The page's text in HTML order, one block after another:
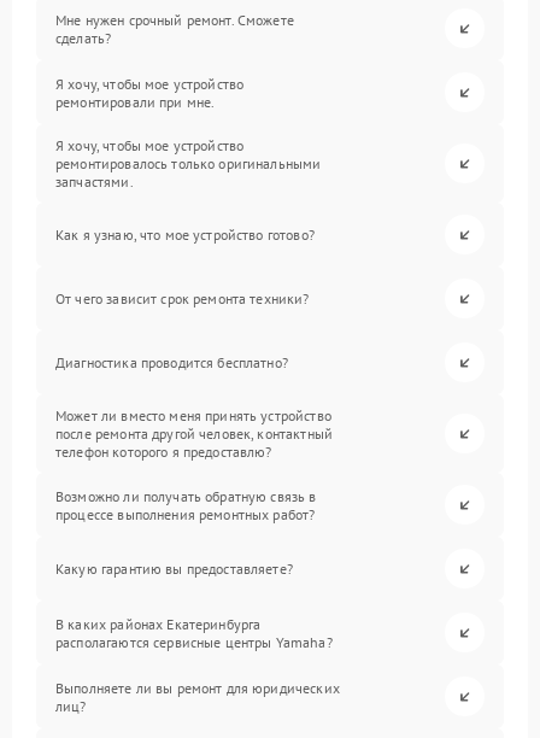
Мне нужен срочный ремонт. Сможете
сделать?
Я хочу, чтобы мое устройство
ремонтировали при мне.
Я хочу, чтобы мое устройство
ремонтировалось только оригинальными
запчастями.
Как я узнаю, что мое устройство готово?
От чего зависит срок ремонта техники?
Диагностика проводится бесплатно?
Может ли вместо меня принять устройство
после ремонта другой человек, контактный
телефон которого я предоставлю?
Возможно ли получать обратную связь в
процессе выполнения ремонтных работ?
Какую гарантию вы предоставляете?
В каких районах Екатеринбурга
располагаются сервисные центры Yamaha?
Выполняете ли вы ремонт для юридических
лиц?